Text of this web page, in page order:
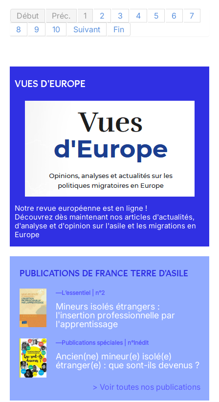
Début Préc. 1 2 3 4 5 6
7
8
9 10 Suivant Fin
VUES D'EUROPE
Notre revue européenne est en ligne !
Découvrez dès maintenant nos articles d'actualités,
d'analyse et d'opinion sur l'asile et les migrations en
Europe
PUBLICATIONS DE FRANCE TERRE D'ASILE
L’essentiel | n°2
Mineurs isolés étrangers :
l'insertion professionnelle par
l'apprentissage
Publications spéciales | n°Inédit
Ancien(ne) mineur(e) isolé(e)
étranger(e) : que sont-ils devenus ?
> Voir toutes nos publications